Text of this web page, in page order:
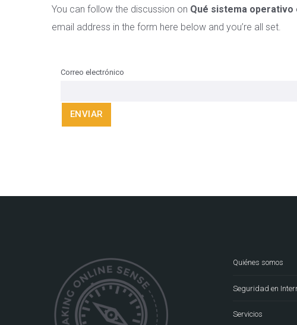
You can follow the discussion on Qué sistema operativo
email address in the form here below and you’re all set.
Correo electrónico
Quiénes somos
Seguridad en
Servicios